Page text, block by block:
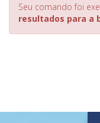
Seu comando foi
resultados para a